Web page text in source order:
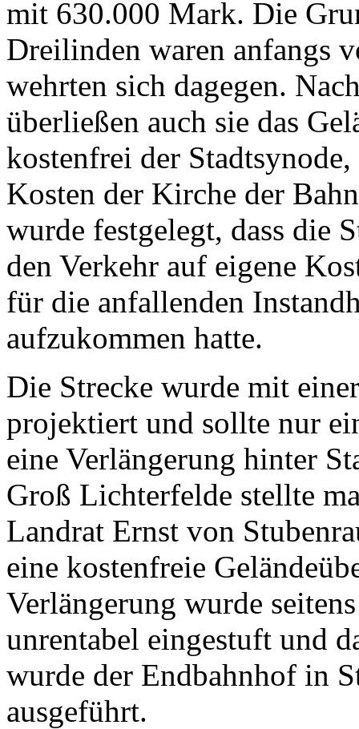
mit 630.000 Mark. Die
Dreilinden waren anfangs
wehrten sich dagegen.
überließen auch sie das
kostenfrei der
Kosten der Kirche der
wurde festgelegt, dass die
den Verkehr auf eigene
für die anfallenden
aufzukommen hatte.
Die Strecke wurde mit
projektiert und sollte nur
eine Verlängerung hinter
Groß Lichterfelde stellte
Landrat Ernst von
eine kostenfreie
Verlängerung wurde
unrentabel eingestuft und
wurde der Endbahnhof in
ausgeführt.